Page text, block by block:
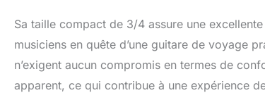
Sa taille compact de 3/4 assure une
musiciens en quête d’une guitare de voyage
n’exigent aucun compromis en termes de
apparent, ce qui contribue à une expérience